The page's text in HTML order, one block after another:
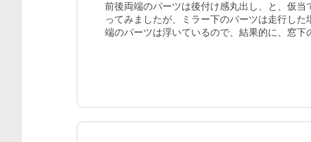
前後両端のパーツは後付け感丸出し、と、仮
ってみましたが、ミラー下のパーツは走行し
端のパーツは浮いているので、結果的に、窓下